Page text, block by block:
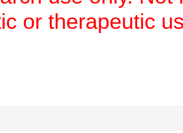
or therapeutic